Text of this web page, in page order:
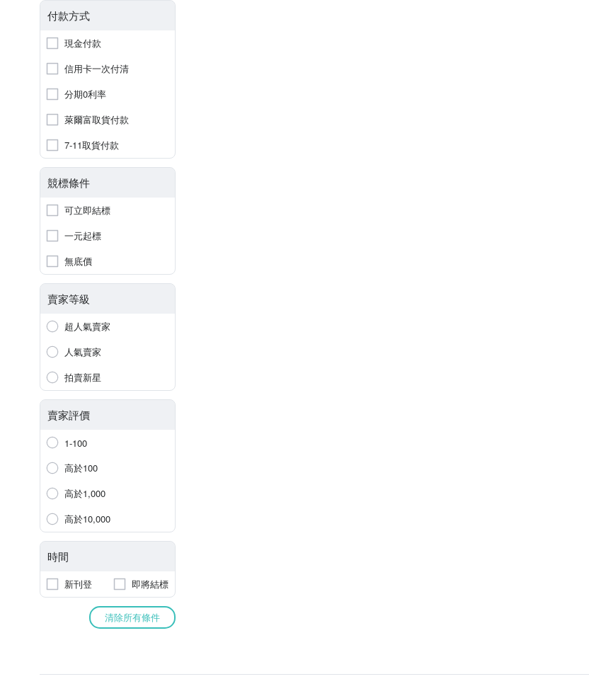
付款方式
現金付款
信用卡一次付清
分期0利率
萊爾富取貨付款
7-11取貨付款
競標條件
可立即結標
一元起標
無底價
賣家等級
超人氣賣家
人氣賣家
拍賣新星
賣家評價
1-100
高於100
高於1,000
高於10,000
時間
新刊登 即將結標
清除所有條件